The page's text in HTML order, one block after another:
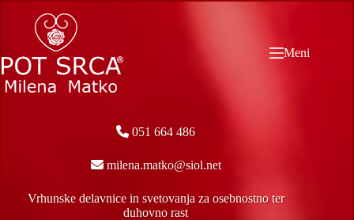
content
Meni
051 664 486
milena.matko@siol.net
Vrhunske delavnice in svetovanja za osebnostno ter
duhovno rast